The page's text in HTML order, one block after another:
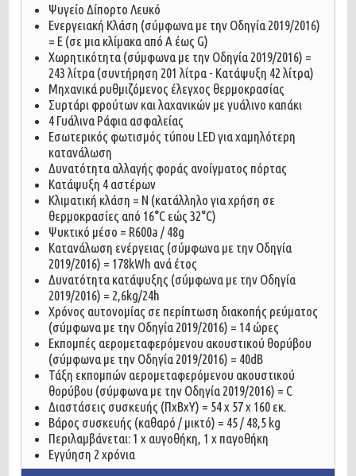
Ψυγείο Δίπορτο Λευκό
Ενεργειακή Κλάση (σύμφωνα με την Οδηγία 2019/2016)
= E (σε μια κλίμακα από Α έως G)
Χωρητικότητα (σύμφωνα με την Οδηγία 2019/2016) =
243 λίτρα (συντήρηση 201 λίτρα - Κατάψυξη 42 λίτρα)
Μηχανικά ρυθμιζόμενος έλεγχος θερμοκρασίας
Συρτάρι φρούτων και λαχανικών με γυάλινο καπάκι
4 Γυάλινα Ράφια ασφαλείας
Εσωτερικός φωτισμός τύπου LED για χαμηλότερη
κατανάλωση
Δυνατότητα αλλαγής φοράς ανοίγματος πόρτας
Κατάψυξη 4 αστέρων
Κλιματική κλάση = N (κατάλληλο για χρήση σε
θερμοκρασίες από 16°C εώς 32°С)
Ψυκτικό μέσο = R600a / 48g
Κατανάλωση ενέργειας (σύμφωνα με την Οδηγία
2019/2016) = 178kWh ανά έτος
Δυνατότητα κατάψυξης (σύμφωνα με την Οδηγία
2019/2016) = 2,6kg/24h
Χρόνος αυτονομίας σε περίπτωση διακοπής ρεύματος
(σύμφωνα με την Οδηγία 2019/2016) = 14 ώρες
Εκπομπές αερομεταφερόμενου ακουστικού θορύβου
(σύμφωνα με την Οδηγία 2019/2016) = 40dB
Τάξη εκπομπών αερομεταφερόμενου ακουστικού
θορύβου (σύμφωνα με την Οδηγία 2019/2016) = C
Διαστάσεις συσκευής (ΠxBxY) = 54 x 57 x 160 εκ.
Βάρος συσκευής (καθαρό / μικτό) = 45 / 48,5 kg
Περιλαμβάνεται: 1 x αυγοθήκη, 1 x παγοθήκη
Εγγύηση 2 χρόνια